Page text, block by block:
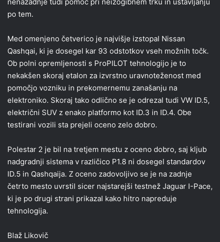
po tem.
Med omenjeno četverico je najvišje izstopal Nissan
Qashqai, ki je dosegel kar 93 odstotkov vseh možnih točk.
Ob polni opremljenosti s ProPILOT tehnologijo je to
nekakšen skoraj etalon za izvrstno uravnoteženost med
pomočjo vozniku in prekomernemu zanašanju na
elektroniko. Skoraj tako odlično se je odrezal tudi VW ID.5,
električni SUV z enako platformo kot ID.3 in ID.4. Obe
testirani vozili sta prejeli oceno zelo dobro.
Polestar 2 je bil na tretjem mestu z oceno dobro, saj kljub
nadgradnji sistema v različico P1.8 ni dosegel standardov
ID.5 in Qashqaija. Z oceno zadovoljivo se je na zadnje
četrto mesto uvrstil sicer najstarejši testnež Jaguar I-Pace,
ki je po drugi strani prikazal kako hitro napreduje
tehnologija.
Blaž Likovič